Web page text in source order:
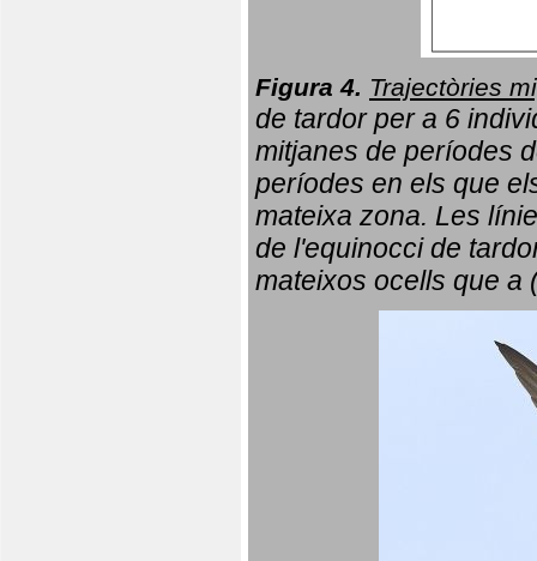
Figura 4. Trajectòries
de tardor per a 6
mitjanes de períodes
períodes en els que
mateixa zona. Les
de l'equinocci de
mateixos ocells que a